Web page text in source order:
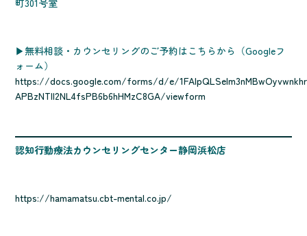
町301号室
▶無料相談・カウンセリングのご予約はこちらから（Googleフ
ォーム）
https://docs.google.com/forms/d/e/
APBzNTll2NL4fsPB6b6hHMzC8GA/viewform
認知行動療法カウンセリングセンター静岡浜松店
https://hamamatsu.cbt-mental.co.jp/